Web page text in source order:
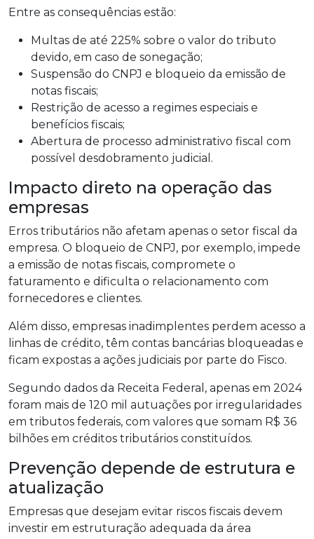
Entre as consequências estão:
Multas de até 225% sobre o valor do tributo
devido, em caso de sonegação;
Suspensão do CNPJ e bloqueio da emissão de
notas fiscais;
Restrição de acesso a regimes especiais e
benefícios fiscais;
Abertura de processo administrativo fiscal com
possível desdobramento judicial.
Impacto direto na operação das
empresas
Erros tributários não afetam apenas o setor fiscal da
empresa. O bloqueio de CNPJ, por exemplo, impede
a emissão de notas fiscais, compromete o
faturamento e dificulta o relacionamento com
fornecedores e clientes.
Além disso, empresas inadimplentes perdem acesso a
linhas de crédito, têm contas bancárias bloqueadas e
ficam expostas a ações judiciais por parte do Fisco.
Segundo dados da Receita Federal, apenas em 2024
foram mais de 120 mil autuações por irregularidades
em tributos federais, com valores que somam R$ 36
bilhões em créditos tributários constituídos.
Prevenção depende de estrutura e
atualização
Empresas que desejam evitar riscos fiscais devem
investir em estruturação adequada da área